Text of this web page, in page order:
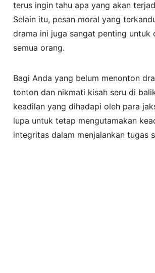
terus ingin tahu apa yang akan
Selain itu, pesan moral yang
drama ini juga sangat penting untuk
semua orang.
Bagi Anda yang belum menonton
tonton dan nikmati kisah seru di
keadilan yang dihadapi oleh para
lupa untuk tetap mengutamakan
integritas dalam menjalankan tugas